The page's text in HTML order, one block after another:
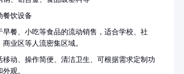
餐饮设备
早餐、小吃等食品的流动销售，适合学校、社
商业区等人流密集区域。
移动、操作简便、清洁卫生、可根据需求定制功
观。